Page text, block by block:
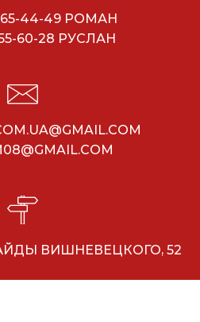
44-49 РОМАН
60-28 РУСЛАН
ВИШНЕВЕЦКОГО, 52